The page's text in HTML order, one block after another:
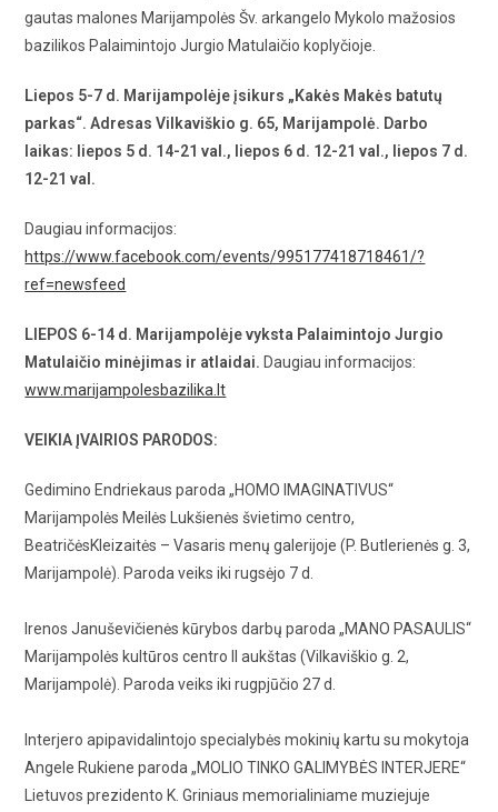
gautas malones Marijampolės Šv. arkangelo Mykolo mažosios
bazilikos Palaimintojo Jurgio Matulaičio koplyčioje.
Liepos 5-7 d. Marijampolėje įsikurs „Kakės Makės batutų
parkas“. Adresas Vilkaviškio g. 65, Marijampolė. Darbo
laikas: liepos 5 d. 14-21 val., liepos 6 d. 12-21 val., liepos 7 d.
12-21 val.
Daugiau informacijos:
https://www.facebook.com/events/995177418718461/?
ref=newsfeed
LIEPOS 6-14 d. Marijampolėje vyksta Palaimintojo Jurgio
Matulaičio minėjimas ir atlaidai. Daugiau informacijos:
www.marijampolesbazilika.lt
VEIKIA ĮVAIRIOS PARODOS:
Gedimino Endriekaus paroda „HOMO IMAGINATIVUS“
Marijampolės Meilės Lukšienės švietimo centro,
BeatričėsKleizaitės – Vasaris menų galerijoje (P. Butlerienės g. 3,
Marijampolė). Paroda veiks iki rugsėjo 7 d.
Irenos Januševičienės kūrybos darbų paroda „MANO PASAULIS“
Marijampolės kultūros centro II aukštas (Vilkaviškio g. 2,
Marijampolė). Paroda veiks iki rugpjūčio 27 d.
Interjero apipavidalintojo specialybės mokinių kartu su mokytoja
Angele Rukiene paroda „MOLIO TINKO GALIMYBĖS INTERJERE“
Lietuvos prezidento K. Griniaus memorialiniame muziejuje